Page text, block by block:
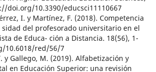
doi.org/10.3390/educsci11110667
I. y Martínez, F. (2018). Competencia
del profesorado universitario en el
de Educa- ción a Distancia. 18(56), 1-
10.6018/red/56/7
y Gallego, M. (2019). Alfabetización y
en Educación Superior: una revisión